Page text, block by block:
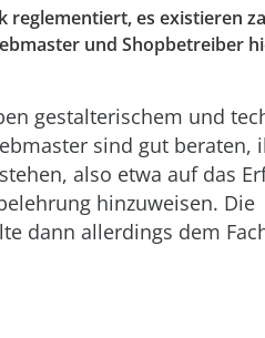
reglementiert, es existieren
und Shopbetreiber
gestalterischem und
sind gut beraten,
also etwa auf das
hinzuweisen. Die
dann allerdings dem